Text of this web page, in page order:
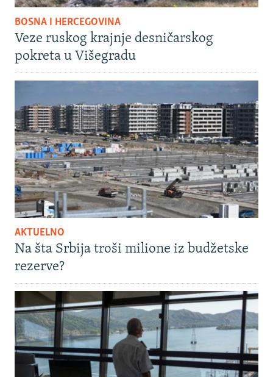
BOSNA I HERCEGOVINA
Veze ruskog krajnje desničarskog
pokreta u Višegradu
AKTUELNO
Na šta Srbija troši milione iz budžetske
rezerve?